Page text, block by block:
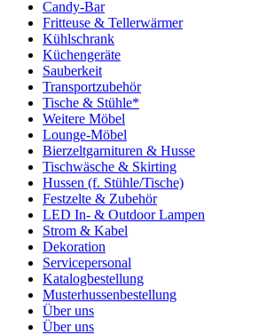
Candy-Bar
Fritteuse & Tellerwärmer
Kühlschrank
Küchengeräte
Sauberkeit
Transportzubehör
Tische & Stühle*
Weitere Möbel
Lounge-Möbel
Bierzeltgarnituren & Husse
Tischwäsche & Skirting
Hussen (f. Stühle/Tische)
Festzelte & Zubehör
LED In- & Outdoor Lampen
Strom & Kabel
Dekoration
Servicepersonal
Katalogbestellung
Musterhussenbestellung
Über uns
Über uns